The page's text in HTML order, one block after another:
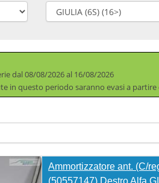
dal 08/08/2026 al 16/08/2026
in questo periodo saranno evasi a
Ammortizzatore ant. (C/
(50557147) Destro Alfa